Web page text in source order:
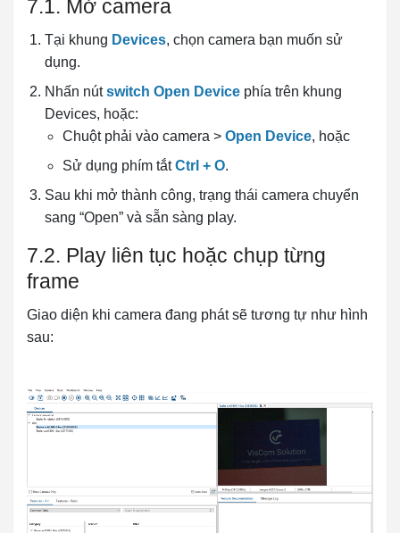
7.1. Mở camera
Tại khung Devices, chọn camera bạn muốn sử
dụng.
Nhấn nútswitch Open Device phía trên khung
Devices, hoặc:
Chuột phải vào camera > Open Device, hoặc
Sử dụng phím tắtCtrl + O.
Sau khi mở thành công, trạng thái camera chuyển
sang “Open” và sẵn sàng play.
7.2. Play liên tục hoặc chụp từng
frame
Giao diện khi camera đang phát sẽ tương tự như hình
sau: